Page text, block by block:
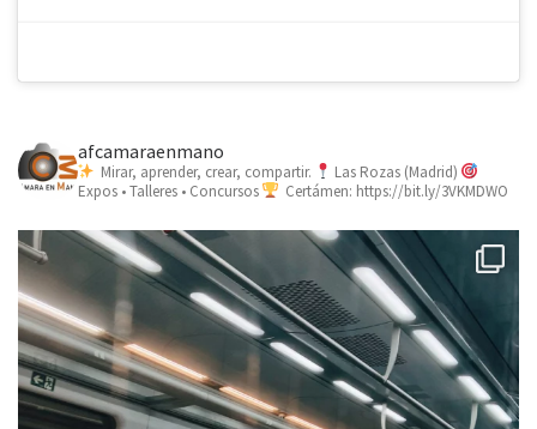
afcamaraenmano
Mirar, aprender, crear, compartir.
Las Rozas (Madrid)
Expos • Talleres • Concursos
Certámen: https://bit.ly/3VKMDWO